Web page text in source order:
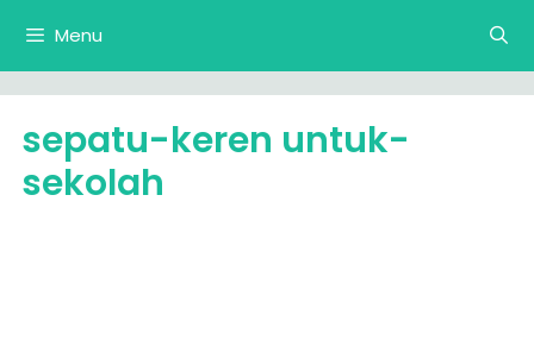
isi
Menu
sepatu-keren untuk-
sekolah